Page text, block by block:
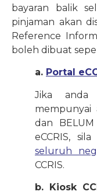
bayaran balik
pinjaman akan
Reference
boleh dibuat
a. Portal
Jika anda
mempunyai
dan
eCCRIS,
seluruh
CCRIS.
b. Kiosk